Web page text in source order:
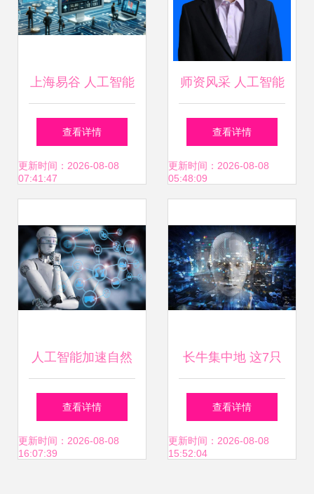
软件
上海易谷 人工智能
应用软件开发的靠
谱之选？
查看详情
更新时间：2026-08-08
07:41:47
师资风采 人工智能
应用软件开发的引
路人
查看详情
更新时间：2026-08-08
05:48:09
人工智能加速自然
选择的达尔文主义
航空新时代 AI应用
查看详情
更新时间：2026-08-08
16:07:39
长牛集中地 这7只
人工智能低位龙
头，具备300%空
查看详情
更新时间：2026-08-08
15:52:04